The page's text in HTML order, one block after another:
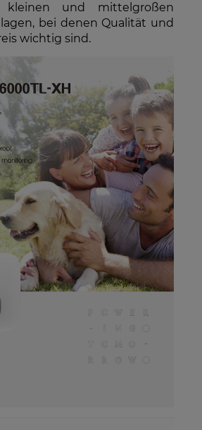
kleinen und mittelgroßen
bei denen Qualität und
wichtig sind.